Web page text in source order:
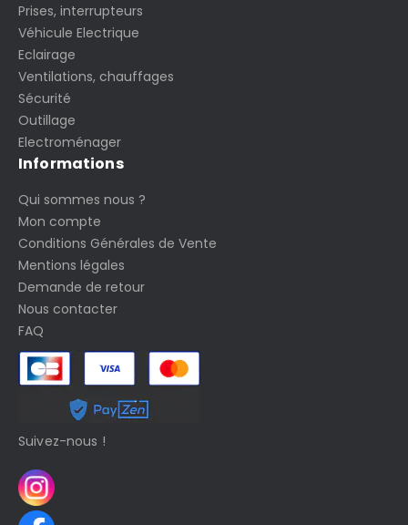
Prises, interrupteurs
Véhicule Electrique
Eclairage
Ventilations, chauffages
Sécurité
Outillage
Electroménager
Informations
Qui sommes nous ?
Mon compte
Conditions Générales de Vente
Mentions légales
Demande de retour
Nous contacter
FAQ
Suivez-nous !